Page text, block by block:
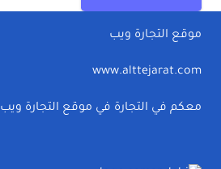
موقع التجارة ويب
www.alttejarat.com
معكم في التجارة في موقع التجارة ويب